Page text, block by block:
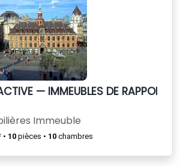
— IMMEUBLES DE RAPPORT À
Immeuble
• 10 pièces • 10 chambres